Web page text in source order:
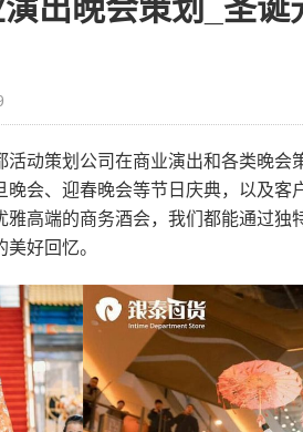
出晚会策划_圣诞
动策划公司在商业演出和各类晚会
会、迎春晚会等节日庆典，以及客
高端的商务酒会，我们都能通过独
好回忆。